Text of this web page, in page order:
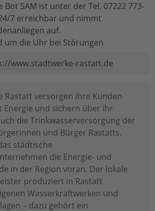
Bot SAM ist unter der Tel. 07222 773-
7 erreichbar und nimmt
auf.
um die Uhr bei Störungen
www.stadtwerke-rastatt.de
Rastatt versorgen ihre Kunden
Energie und sichern über ihr
die Trinkwasserversorgung der
und Bürger Rastatts.
städtische
die Energie- und
in der Region voran. Der lokale
produziert in Rastatt
Wasserkraftwerken und
– dazu gehört ein